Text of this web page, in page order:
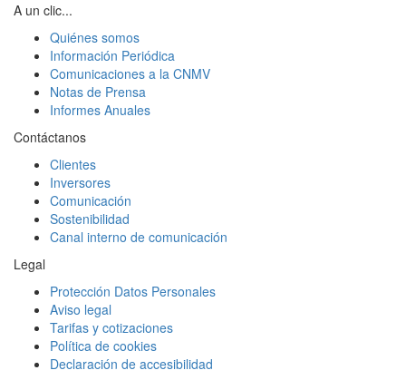
A un clic...
Quiénes somos
Información Periódica
Comunicaciones a la CNMV
Notas de Prensa
Informes Anuales
Contáctanos
Clientes
Inversores
Comunicación
Sostenibilidad
Canal interno de comunicación
Legal
Protección Datos Personales
Aviso legal
Tarifas y cotizaciones
Política de cookies
Declaración de accesibilidad